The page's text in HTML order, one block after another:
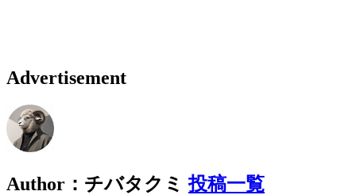
Advertisement
Author：チバタクミ投稿一覧